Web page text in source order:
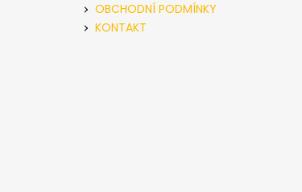
OBCHODNÍ PODMÍNKY
KONTAKT